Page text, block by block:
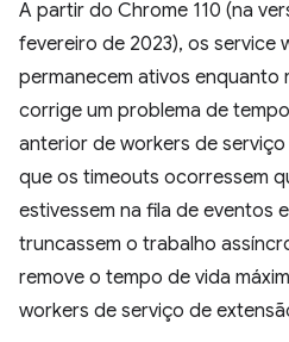
A partir do Chrome 110 (na
fevereiro de 2023), os service
permanecem ativos enquanto
corrige um problema de
anterior de workers de
que os timeouts ocorressem
estivessem na fila de eventos
truncassem o trabalho
remove o tempo de vida
workers de serviço de